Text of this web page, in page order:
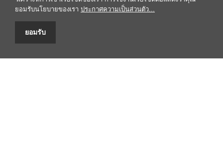
ยอมรับนโยบายของเรา ประกาศความเป็นส่วนตัว...
ยอมรับ